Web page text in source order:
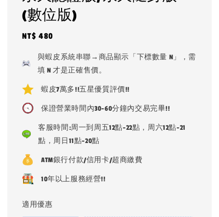
(數位版)
Regular
NT$ 480
與蝦皮系統串聯→商品顯示「下標數量 N」，需
填 N 才是正確售價。
蝦皮7萬多!!五星優質評價!!
保證營業時間內30-60分鐘內交易完畢!!
客服時間:周一到周五12點-22點，周六12點-21
點，周日11點-20點
ATM銀行付款/信用卡/超商繳費
10年以上服務經營!!
適用優惠